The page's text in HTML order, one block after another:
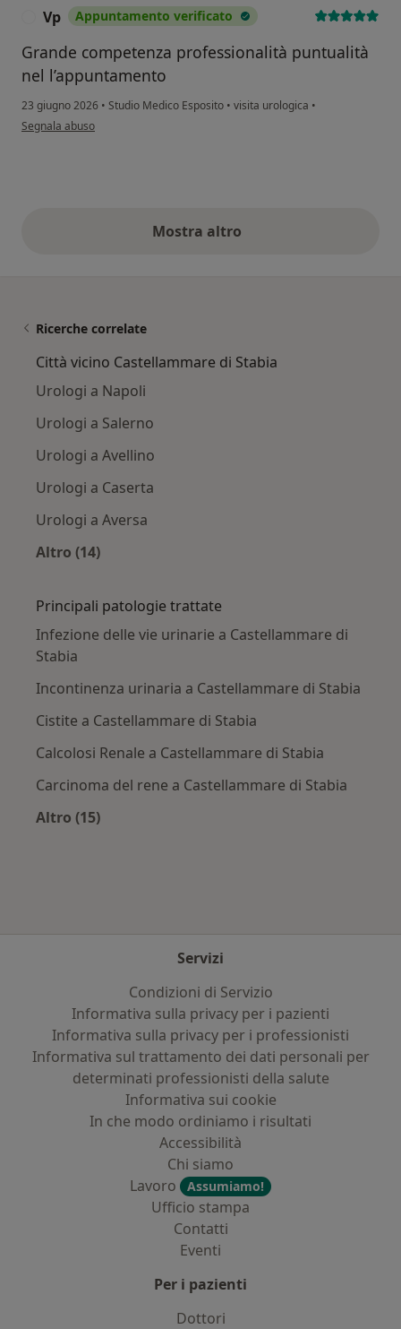
Vp Appuntamento verificato
Grande competenza professionalità puntualità
nel l’appuntamento
23 giugno 2026 • Studio Medico Esposito • visita urologica •
secondo l'opinione dell'utente Vp
Segnala abuso
Mostra altroopinioni di cui sopra
Ricerche correlate
Città vicino Castellammare di Stabia
Urologi a Napoli
Urologi a Salerno
Urologi a Avellino
Urologi a Caserta
Urologi a Aversa
Altro (14)
Principali patologie trattate
Infezione delle vie urinarie a Castellammare di
Stabia
Incontinenza urinaria a Castellammare di Stabia
Cistite a Castellammare di Stabia
Calcolosi Renale a Castellammare di Stabia
Carcinoma del rene a Castellammare di Stabia
Altro (15)
Servizi
Condizioni di Servizio
Informativa sulla privacy per i pazienti
Informativa sulla privacy per i professionisti
Informativa sul trattamento dei dati personali per
determinati professionisti della salute
Informativa sui cookie
In che modo ordiniamo i risultati
Accessibilità
Chi siamo
Lavoro
Assumiamo!
Ufficio stampa
Contatti
Eventi
Per i pazienti
Dottori